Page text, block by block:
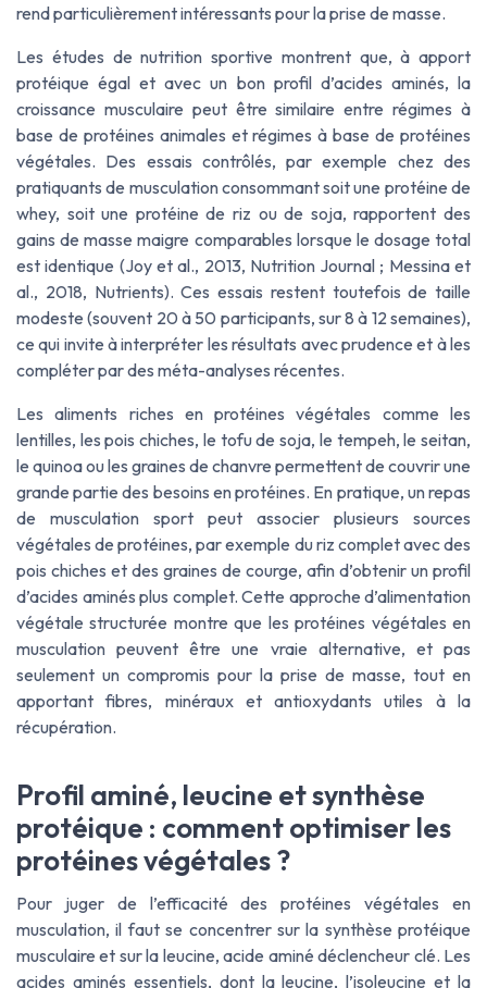
rend particulièrement intéressants pour la prise de masse.
Les études de nutrition sportive montrent que, à apport
protéique égal et avec un bon profil d’acides aminés, la
croissance musculaire peut être similaire entre régimes à
base de protéines animales et régimes à base de protéines
végétales. Des essais contrôlés, par exemple chez des
pratiquants de musculation consommant soit une protéine de
whey, soit une protéine de riz ou de soja, rapportent des
gains de masse maigre comparables lorsque le dosage total
est identique (Joy et al., 2013, Nutrition Journal ; Messina et
al., 2018, Nutrients). Ces essais restent toutefois de taille
modeste (souvent 20 à 50 participants, sur 8 à 12 semaines),
ce qui invite à interpréter les résultats avec prudence et à les
compléter par des méta-analyses récentes.
Les aliments riches en protéines végétales comme les
lentilles, les pois chiches, le tofu de soja, le tempeh, le seitan,
le quinoa ou les graines de chanvre permettent de couvrir une
grande partie des besoins en protéines. En pratique, un repas
de musculation sport peut associer plusieurs sources
végétales de protéines, par exemple du riz complet avec des
pois chiches et des graines de courge, afin d’obtenir un profil
d’acides aminés plus complet. Cette approche d’alimentation
végétale structurée montre que les protéines végétales en
musculation peuvent être une vraie alternative, et pas
seulement un compromis pour la prise de masse, tout en
apportant fibres, minéraux et antioxydants utiles à la
récupération.
Profil aminé, leucine et synthèse
protéique : comment optimiser les
protéines végétales ?
Pour juger de l’efficacité des protéines végétales en
musculation, il faut se concentrer sur la synthèse protéique
musculaire et sur la leucine, acide aminé déclencheur clé. Les
acides aminés essentiels, dont la leucine, l’isoleucine et la